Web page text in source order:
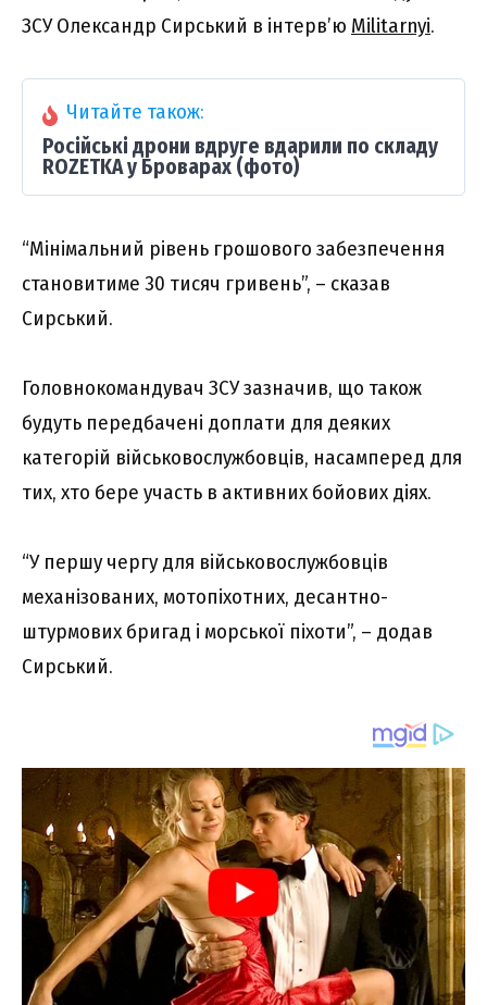
ЗСУ Олександр Сирський в інтерв’ю Militarnyi.
Читайте також:
Російські дрони вдруге вдарили по складу
ROZETKA у Броварах (фото)
“Мінімальний рівень грошового забезпечення
становитиме 30 тисяч гривень”, – сказав
Сирський.
Головнокомандувач ЗСУ зазначив, що також
будуть передбачені доплати для деяких
категорій військовослужбовців, насамперед для
тих, хто бере участь в активних бойових діях.
“У першу чергу для військовослужбовців
механізованих, мотопіхотних, десантно-
штурмових бригад і морської піхоти”, – додав
Сирський.